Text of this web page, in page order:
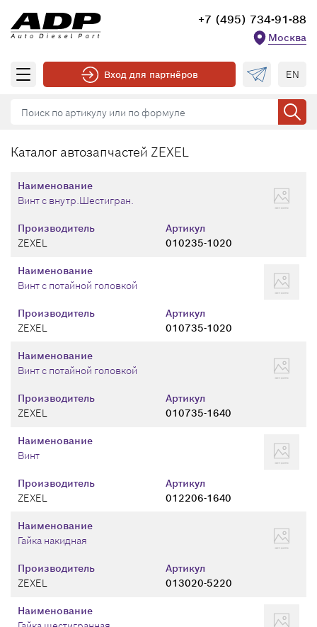
+7 (495) 734-91-88
Москва
Вход для партнёров EN
Каталог автозапчастей ZEXEL
Производитель
ZEXEL
Артикул
010235-1020
Наименование
Винт с внутр.Шестигран.
Производитель
ZEXEL
Артикул
010735-1020
Наименование
Винт с потайной головкой
Производитель
ZEXEL
Артикул
010735-1640
Наименование
Винт с потайной головкой
Производитель
ZEXEL
Артикул
012206-1640
Наименование
Винт
Производитель
ZEXEL
Артикул
013020-5220
Наименование
Гайка накидная
Наименование